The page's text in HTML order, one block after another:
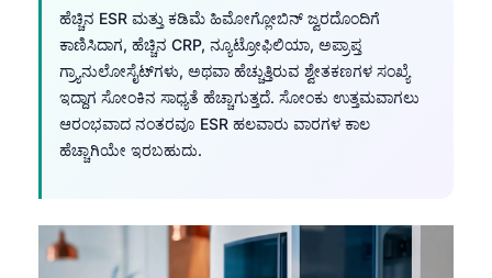
ಹೆಚ್ಚಿನ ESR ಮತ್ತು ಕಡಿಮೆ ಹಿಮೋಗ್ಲೋಬಿನ್ ಜ್ವರದೊಂದಿಗೆ
ಕಾಣಿಸಿದಾಗ, ಹೆಚ್ಚಿನ CRP, ನ್ಯೂಟ್ರೋಫಿಲಿಯಾ, ಅಪ್ರಾಪ್ತ
ಗ್ರ್ಯಾನುಲೋಸೈಟ್‌ಗಳು, ಅಥವಾ ಹೆಚ್ಚುತ್ತಿರುವ ಶ್ವೇತಕಣಗಳ ಸಂಖ್ಯೆ
ಇದ್ದಾಗ ಸೋಂಕಿನ ಸಾಧ್ಯತೆ ಹೆಚ್ಚಾಗುತ್ತದೆ. ಸೋಂಕು ಉತ್ತಮವಾಗಲು
ಆರಂಭವಾದ ನಂತರವೂ ESR ಹಲವಾರು ವಾರಗಳ ಕಾಲ
ಹೆಚ್ಚಾಗಿಯೇ ಇರಬಹುದು.